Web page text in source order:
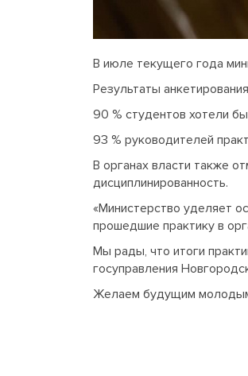
В июле текущего года
Результаты
90 % студентов хотели
93 % руководителей
В органах власти также
дисциплинированность.
«Министерство уделяет
прошедшие практику в
Мы рады, что итоги
госуправления
Желаем будущим молодым